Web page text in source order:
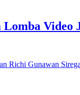
Lomba Video